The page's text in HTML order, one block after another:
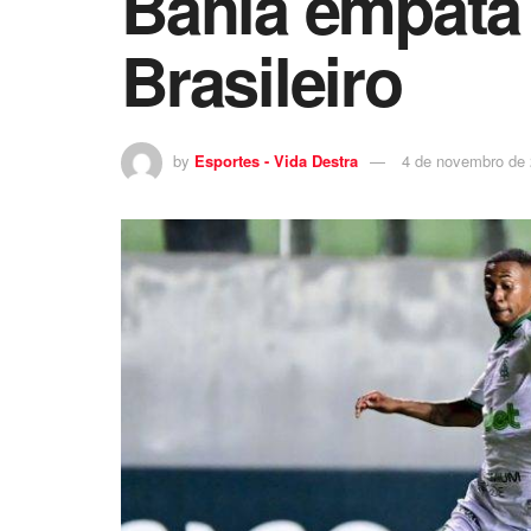
Brasileiro
by Esportes - Vida Destra 4 de novembro de